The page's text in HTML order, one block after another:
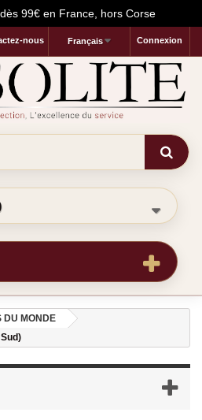
99€ en France, hors Corse
Connexion
Français
nous
DU MONDE